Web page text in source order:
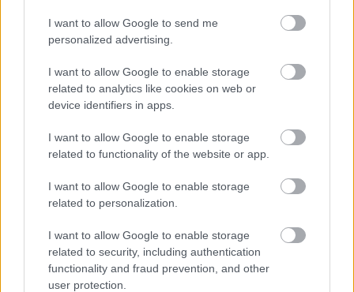
I want to allow Google to send me
personalized advertising.
I want to allow Google to enable storage
related to analytics like cookies on web or
device identifiers in apps.
I want to allow Google to enable storage
related to functionality of the website or app.
I want to allow Google to enable storage
related to personalization.
I want to allow Google to enable storage
related to security, including authentication
functionality and fraud prevention, and other
user protection.
A 312 B3-ra épülő autót 1975-től kezdve öt éven át
használták kisebb módosításokkal, és négyszer
nyerték meg vele a konstruktőri világbajnokságot. A
többségnek ez már csak Lauda gépe marad, pedig
olyan nevek koptatták még a gumijait, mint Gilles
Villenueve, vagy Jody Schecter.